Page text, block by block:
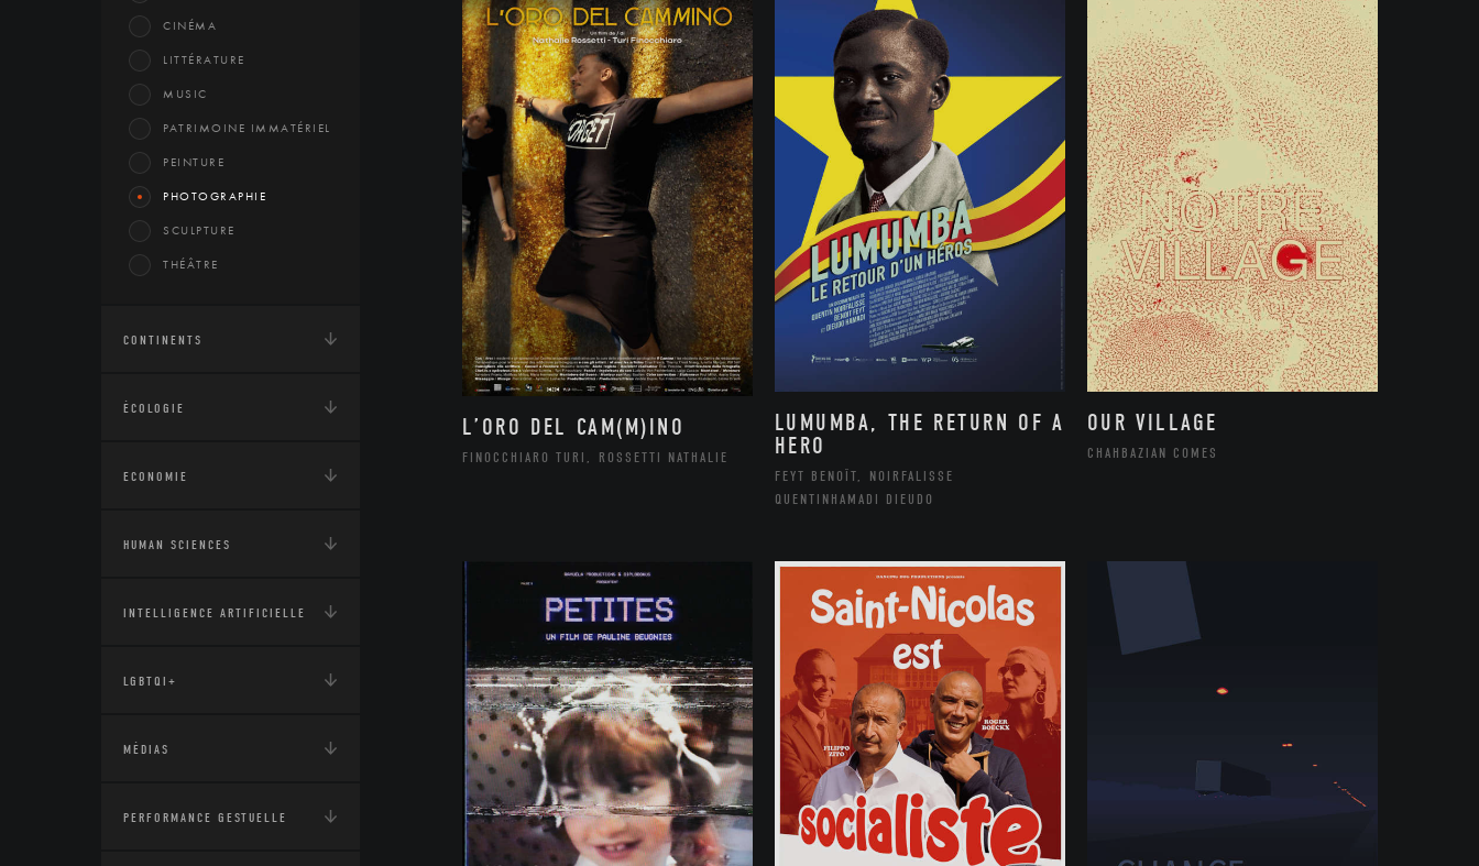
CINÉMA
LITTÉRATURE
MUSIC
PATRIMOINE IMMATÉRIEL
PEINTURE
PHOTOGRAPHIE
SCULPTURE
THÉÂTRE
CONTINENTS
ÉCOLOGIE
ECONOMIE
HUMAN SCIENCES
INTELLIGENCE ARTIFICIELLE
LGBTQI+
MÉDIAS
PERFORMANCE GESTUELLE
L’ORO DEL CAM(M)INO
FINOCCHIARO TURI, ROSSETTI NATHALIE
LUMUMBA, THE RETURN OF A
HERO
FEYT BENOÎT, NOIRFALISSE
QUENTINHAMADI DIEUDO
OUR VILLAGE
CHAHBAZIAN COMES